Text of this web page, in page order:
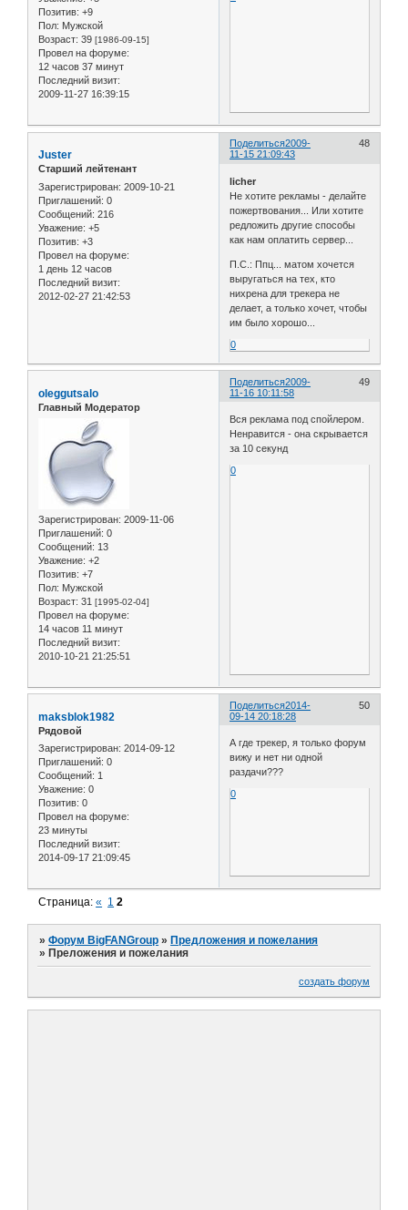
Позитив: +9
Пол: Мужской
Возраст: 39 [1986-09-15]
Провел на форуме:
12 часов 37 минут
Последний визит:
2009-11-27 16:39:15
Поделиться 48
2009-
11-15 21:09:43
Juster
Старший лейтенант
Зарегистрирован: 2009-10-21
Приглашений: 0
Сообщений: 216
Уважение: +5
Позитив: +3
Провел на форуме:
1 день 12 часов
Последний визит:
2012-02-27 21:42:53
licher
Не хотите рекламы - делайте
пожертвования... Или хотите
редложить другие способы
как нам оплатить сервер...
П.С.: Ппц... матом хочется
выругаться на тех, кто
нихрена для трекера не
делает, а только хочет, чтобы
им было хорошо...
0
Поделиться 49
2009-
11-16 10:11:58
oleggutsalo
Главный Модератор
Зарегистрирован: 2009-11-06
Приглашений: 0
Сообщений: 13
Уважение: +2
Позитив: +7
Пол: Мужской
Возраст: 31 [1995-02-04]
Провел на форуме:
14 часов 11 минут
Последний визит:
2010-10-21 21:25:51
Вся реклама под спойлером.
Ненравится - она скрывается
за 10 секунд
0
Поделиться 50
2014-
09-14 20:18:28
maksblok1982
Рядовой
Зарегистрирован: 2014-09-12
Приглашений: 0
Сообщений: 1
Уважение: 0
Позитив: 0
Провел на форуме:
23 минуты
Последний визит:
2014-09-17 21:09:45
А где трекер, я только форум
вижу и нет ни одной
раздачи???
0
Страница:« 1 2
»Форум BigFANGroup »Предложения и пожелания
»Преложения и пожелания
создать форум